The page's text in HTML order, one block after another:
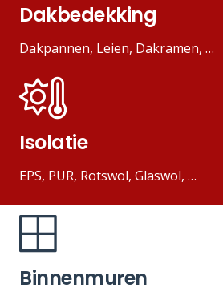
Dakbedekking
Dakpannen, Leien, Dakramen, …
Isolatie
EPS, PUR, Rotswol, Glaswol, …
Binnenmuren